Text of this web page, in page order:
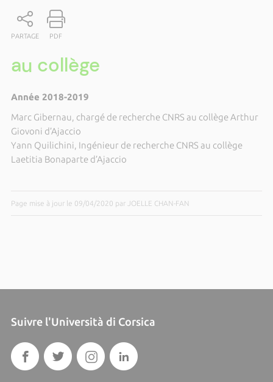
PARTAGE PDF
au collège
Année 2018-2019
Marc Gibernau, chargé de recherche CNRS au collège Arthur
Giovoni d’Ajaccio
Yann Quilichini, Ingénieur de recherche CNRS au collège
Laetitia Bonaparte d’Ajaccio
Page mise à jour le 09/04/2020 par JOELLE CHAN-FAN
Suivre l'Università di Corsica